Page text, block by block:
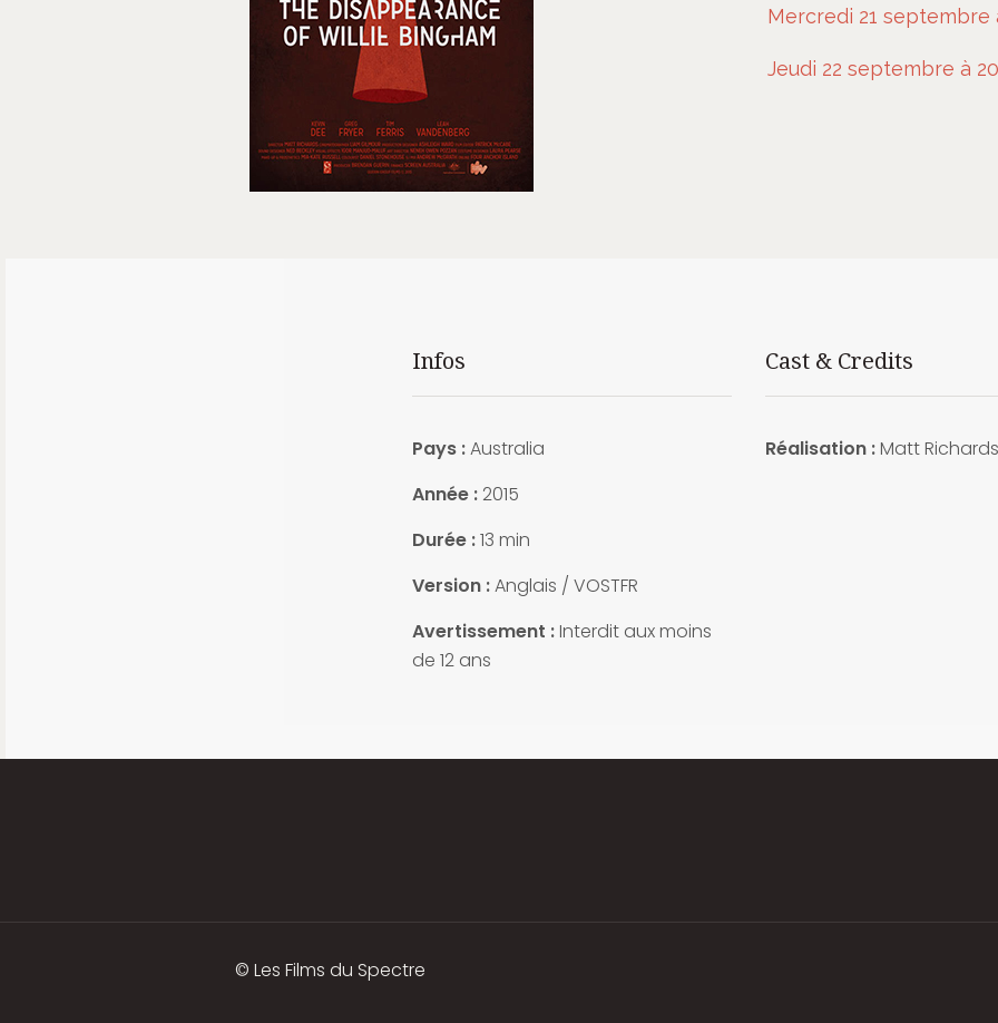
Mercredi 21 septembre
Jeudi 22 septembre à
Infos
Pays :Australia
Année :2015
Durée :13 min
Version :Anglais / VOSTFR
Avertissement :Interdit aux moins
de 12 ans
Cast & Credits
Réalisation :Matt Richards
© Les Films du Spectre